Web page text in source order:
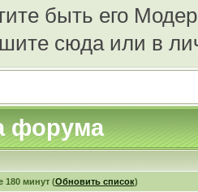
быть его
сюда или в
форума
180 минут(Обновить список)